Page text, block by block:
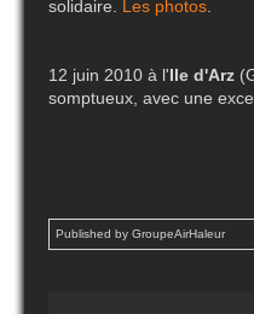
solidaire. Les photos
12 juin 2010 à l'Ile d'Arz
somptueux, avec une
Published by GroupeAirHaleur